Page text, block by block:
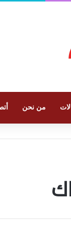
من نحن